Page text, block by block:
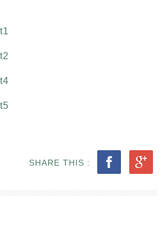
SHARE THIS :